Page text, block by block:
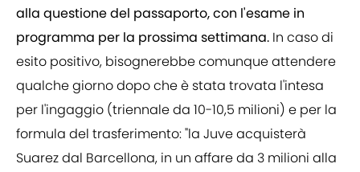
alla questione del passaporto, con l'esame in
programma per la prossima settimana. In caso di
esito positivo, bisognerebbe comunque attendere
qualche giorno dopo che è stata trovata l'intesa
per l'ingaggio (triennale da 10-10,5 milioni) e per la
formula del trasferimento: "la Juve acquisterà
Suarez dal Barcellona, in un affare da 3 milioni alla